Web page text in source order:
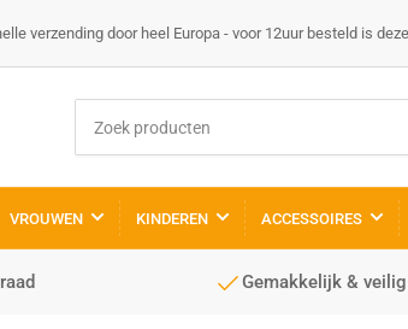
verzending door heel Europa - voor 12uur besteld is
producten
VROUWEN KINDEREN ACCESSOIRES
Gemakkelijk &